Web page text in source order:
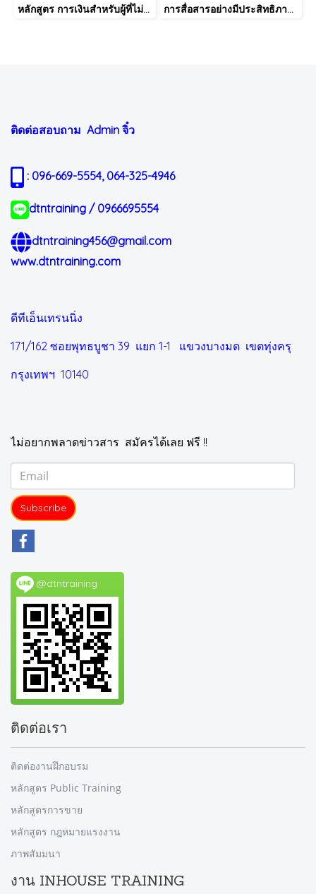
หลักสูตร การเงินสำหรับผู้ที่ไม่ได้มีวิชาชีพด้านการเงิน (Finance for Non-Finance Professionals) การสื่อสารอย่างมีประสิทธิภาพ เพื่อความสำเร็จในการทำงาน
ติดต่อสอบถาม Admin จิ๋ว
: 096-669-5554, 064-325-4946
dtntraining / 0966695554
dtntraining456@gmail.com
www.dtntraining.com
ดีทีเอ็นเทรนนิ่ง
171/162 ซอยพุทธบูชา 39 แยก 1-1 แขวงบางมด เขตทุ่งครุ
กรุงเทพฯ 10140
ไม่อยากพลาดข่าวสาร สมัครได้เลย ฟรี !!
Subscribe
@dtntraining
ติดต่อเรา
ติดต่องานฝึกอบรม
หลักสูตร Public Training
หลักสูตรการขาย
หลักสูตร กฎหมายแรงงาน
ภาพสัมมนา
งาน INHOUSE TRAINING